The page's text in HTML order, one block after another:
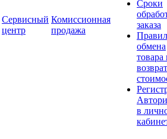
Сервисный
центр
Комиссионная
продажа
Сроки
заказа
обмена
товара
в